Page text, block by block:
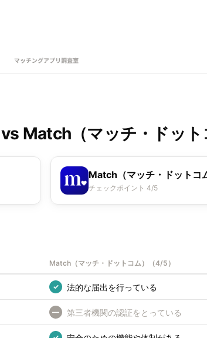
vs Match（マッチ・ドット
Match（マッチ・ドットコ
チェックポイント 4/5
Match（マッチ・ドットコム） （4/5 ）
✓ 法的な届出を行っている
— 第三者機関の認証をとっている